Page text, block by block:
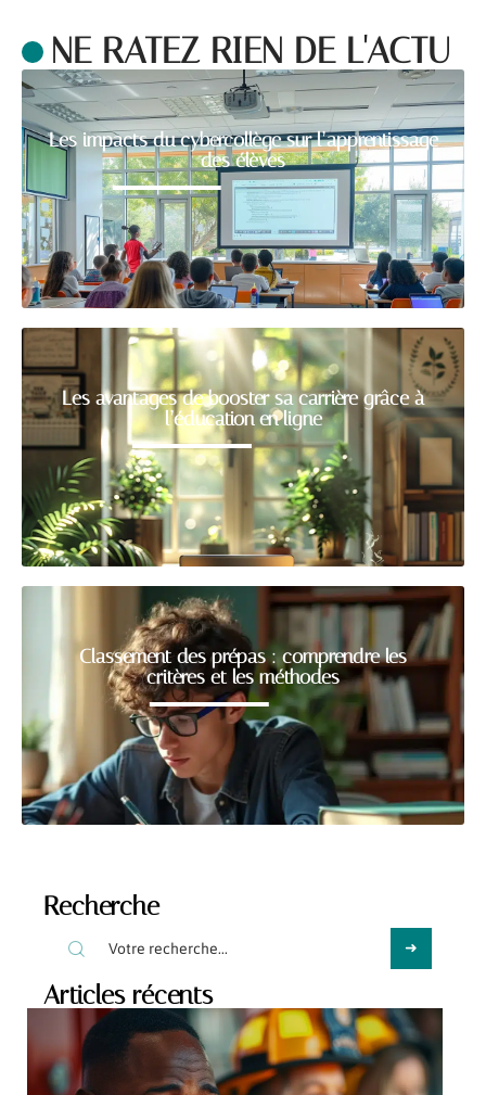
NE RATEZ RIEN DE L'ACTU
Les impacts du cybercollège sur l’apprentissage
des élèves
Les avantages de booster sa carrière grâce à
l’éducation en ligne
Classement des prépas : comprendre les
critères et les méthodes
Recherche
Articles récents